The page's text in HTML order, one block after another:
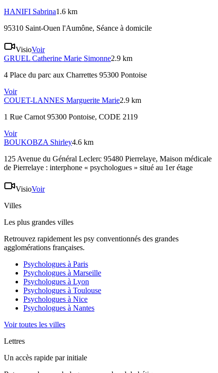
HANIFI Sabrina1.6 km
95310 Saint-Ouen l'Aumône, Séance à domicile
VisioVoir
GRUEL Catherine Marie Simonne2.9 km
4 Place du parc aux Charrettes 95300 Pontoise
Voir
COUET-LANNES Marguerite Marie2.9 km
1 Rue Carnot 95300 Pontoise, CODE 2119
Voir
BOUKOBZA Shirley4.6 km
125 Avenue du Général Leclerc 95480 Pierrelaye, Maison médicale
de Pierrelaye : interphone « psychologues » situé au 1er étage
VisioVoir
Villes
Les plus grandes villes
Retrouvez rapidement les psy conventionnés des grandes
agglomérations françaises.
Psychologues à Paris
Psychologues à Marseille
Psychologues à Lyon
Psychologues à Toulouse
Psychologues à Nice
Psychologues à Nantes
Voir toutes les villes
Lettres
Un accès rapide par initiale